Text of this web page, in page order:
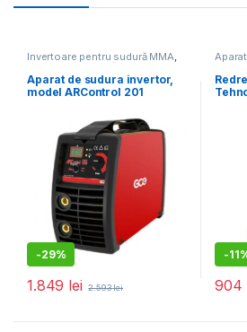
Invertoare pentru sudură MMA,
Aparate de sudură
Aparat de sudura invertor,
model ARControl 201
-29%
1.849 lei 2.593lei
1000
-
904